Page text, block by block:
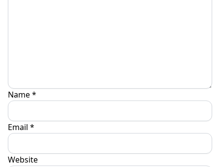
Name*
Email *
Website